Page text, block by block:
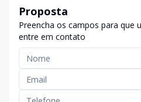
Proposta
Preencha os campos para que
entre em contato